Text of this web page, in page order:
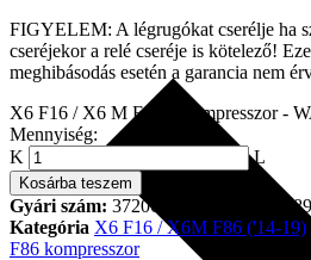
FIGYELEM: A légrugókat cserélje ha
cseréjekor a relé cseréje is kötelező!
meghibásodás esetén a garancia nem
X6 F16 / X6 M F86 - Kompresszor -
Mennyiség:
Kosárba teszem
Gyári szám: 37206875177,
Kategória X6 F16 / X6M F86 ('14-19)
F86 kompresszor